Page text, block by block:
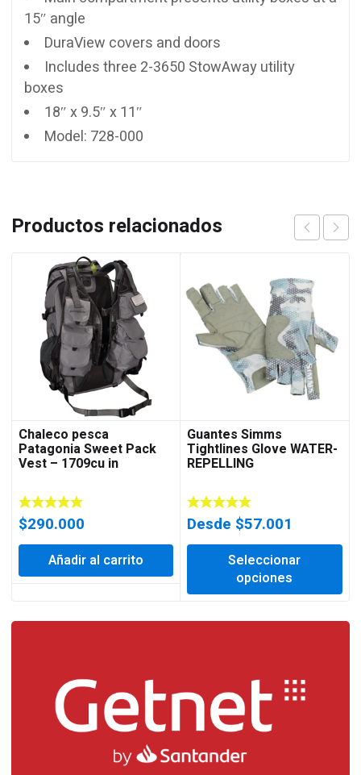
15″ angle
DuraView covers and doors
Includes three 2-3650 StowAway utility
boxes
18″ x 9.5″ x 11″
Model: 728-000
Productos relacionados
Chaleco pesca
Patagonia Sweet Pack
Vest – 1709cu in
$290.000
Añadir al carrito
Guantes Simms
Tightlines Glove WATER-
REPELLING
Desde $57.001
Seleccionar
opciones